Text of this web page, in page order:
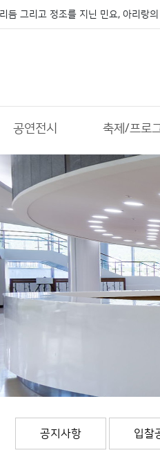
듬 그리고 정조를 지닌 민요, 아리랑
공연전시 축제/프로
공지사항 입찰